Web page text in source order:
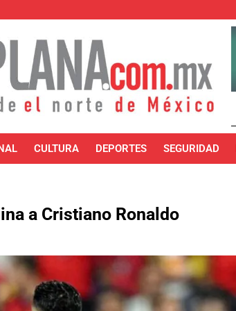
CULTURA DEPORTES SEGURIDAD
a Cristiano Ronaldo